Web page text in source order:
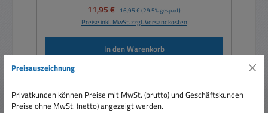
Verkaufspreis:
11,95 € Regulärer Preis:
16,95 € (29.5% gespart)
Preise inkl. MwSt. zzgl. Versandkosten
In den Warenkorb
Preisauszeichnung
Privatkunden können Preise mit MwSt. (brutto) und Geschäftskunden
Preise ohne MwSt. (netto) angezeigt werden.